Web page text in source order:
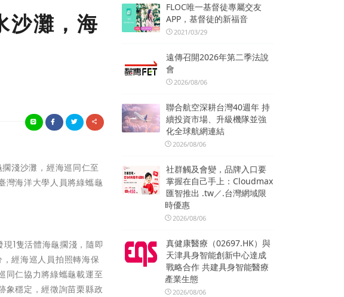
沙灘，海
淺沙灘，經海巡同仁至
灣海洋大學人員將綠蠵龜
1隻活體海龜擱淺，隨即
經海巡人員拍照轉海保
同仁協力將綠蠵龜載運至
象穩定，經徵詢苗栗縣政
FLOC唯一基督徒專屬交友
APP，基督徒的新福音
2021/03/29
遠傳召開2026年第二季法說
會
2026/08/06
聯合航空深耕台灣40週年 持
續投資市場、升級機隊並強
化全球航網連結
2026/08/06
社群觸及會變，品牌入口要
掌握在自己手上：Cloudmax
匯智推出 .tw／.台灣網域限
時優惠
2026/08/06
真健康醫療（02697.HK）與
天津具身智能創新中心達成
戰略合作 共建具身智能醫療
產業生態
2026/08/06